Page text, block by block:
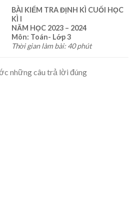
BÀI KIỂM TRA ĐỊNH KÌ CUỐI HỌC
KÌ I
NĂM HỌC 2023 – 2024
Môn: Toán- Lớp 3
Thời gian làm bài: 40 phút
những câu trả lời đúng